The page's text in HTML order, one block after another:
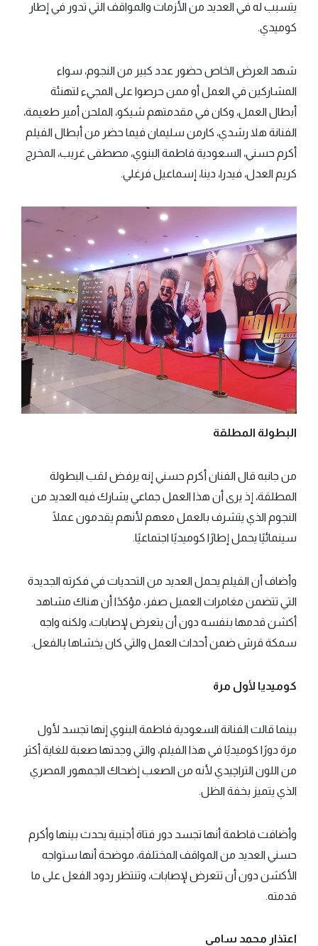
يتسبب له في العديد من الأزمات والمواقف التي تدور في إطار
كوميدي.
شهد العرض الخاص حضور عدد كبير من النجوم، سواء
المشاركين في العمل أو ممن حرصوا على المجيء لتهنئة
أبطال العمل، وكان في مقدمتهم شيكو، الملحن أمير طعيمة،
الفنانة هلا رشدي، كارمن سليمان فيما حضر من أبطال الفيلم
أكرم حسني، السعودية فاطمة البنوي، مصطفى غريب، المخرج
كريم العدل، فيدرا، دينا، إسماعيل فرغلي.
البطولة المطلقة
من جانبه قال الفنان أكرم حسني إنه يرفض لقب البطولة
المطلقة، إذ يرى أن هذا العمل جماعي يشارك فيه العديد من
النجوم الذي يتشرف بالعمل معهم لأنهم يقدمون عملًا
سينمائيًا يحمل إطارًا كوميديًا اجتماعيًا.
وأضاف أن الفيلم يحمل العديد من التحديات في فكرته الجديدة
التي تتضمن مغامرات العميل صفر، مؤكدًا أن هناك مشاهد
أكشن قدمها بنفسه دون أن يتعرض لإصابات، ولكنه واجه
سمكة قرش ضمن أحداث العمل والتي كان يخشاها بالفعل.
كوميديا لأول مرة
بينما قالت الفنانة السعودية فاطمة البنوي إنها تجسد لأول
مرة دورًا كوميديًا في هذا الفيلم، والتي وجدتها صعبة للغاية أكثر
من اللون التراچيدي لأنه من الصعب إضحاك الجمهور المصري
الذي يتميز بخفة الظل.
وأضافت فاطمة أنها تجسد دور فتاة أجنبية يحدث بينها وأكرم
حسني العديد من المواقف المختلفة، موضحة أنها ستواجه
الأكشن دون أن تتعرض لإصابات، وتنتظر ردود الفعل على ما
قدمته.
اعتذار محمد سامي